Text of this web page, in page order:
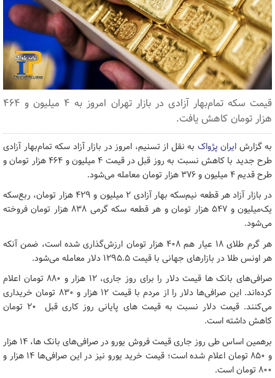
قیمت سکه تمام‌بهار آزادی در بازار تهران امروز به ۴ میلیون و ۴۶۴
هزار تومان کاهش یافت.
به گزارش ایران پژواک به نقل از تسنیم، امروز در بازار آزاد سکه تمام‌بهار آزادی
طرح جدید با کاهش نسبت به روز قبل در قیمت 4 میلیون و 464 هزار تومان و
طرح قدیم 4 میلیون و 376 هزار تومان معامله می‌شود.
در بازار آزاد هر قطعه نیم‌سکه بهار آزادی 2 میلیون و 429 هزار تومان، ربع‌سکه
یک‌میلیون و 547 هزار تومان و هر قطعه سکه گرمی 838 هزار تومان فروخته
می‌شود.
هر گرم طلای 18 عیار هم 408 هزار تومان ارزش‌گذاری شده است، ضمن آنکه
هر اونس طلا در بازارهای جهانی با قیمت 1295.5 دلار معامله می‌شود.
صرافی‌های بانک ها قیمت دلار را برای روز جاری، 12 هزار و 880 تومان اعلام
کرده‌اند. این صرافی‌ها دلار را از مردم با قیمت 12 هزار و 830 تومان خریداری
می‌کنند. قیمت دلار نسبت به قیمت های پایانی روز کاری قبل 20 تومان
کاهش داشته است.
برهمین اساس طی روز جاری قیمت فروش یورو در صرافی‌های بانک ها، 14 هزار
و 850 تومان اعلام شده است؛ قیمت خرید یورو نیز در این صرافی‌ها 14 هزار و
800 تومان است.